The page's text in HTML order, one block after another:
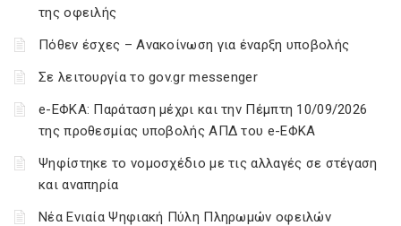
της οφειλής
Πόθεν έσχες – Ανακοίνωση για έναρξη υποβολής
Σε λειτουργία το gov.gr messenger
e-ΕΦΚΑ: Παράταση μέχρι και την Πέμπτη 10/09/2026
της προθεσμίας υποβολής ΑΠΔ του e-ΕΦΚΑ
Ψηφίστηκε το νομοσχέδιο με τις αλλαγές σε στέγαση
και αναπηρία
Νέα Ενιαία Ψηφιακή Πύλη Πληρωμών οφειλών